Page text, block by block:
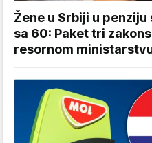
Žene u Srbiji u
sa 60: Paket tri
resornom